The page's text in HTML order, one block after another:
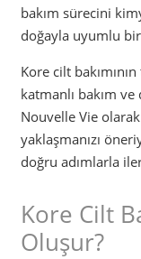
bakım sürecini
doğayla uyumlu
Kore cilt
katmanlı bakım
Nouvelle Vie
yaklaşmanızı
doğru adımlarla
Kore Cilt
Oluşur?